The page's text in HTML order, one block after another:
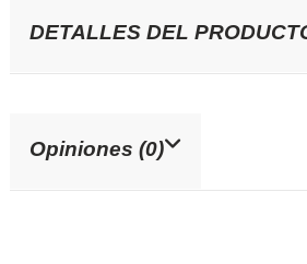
DETALLES DEL
Opiniones (0)